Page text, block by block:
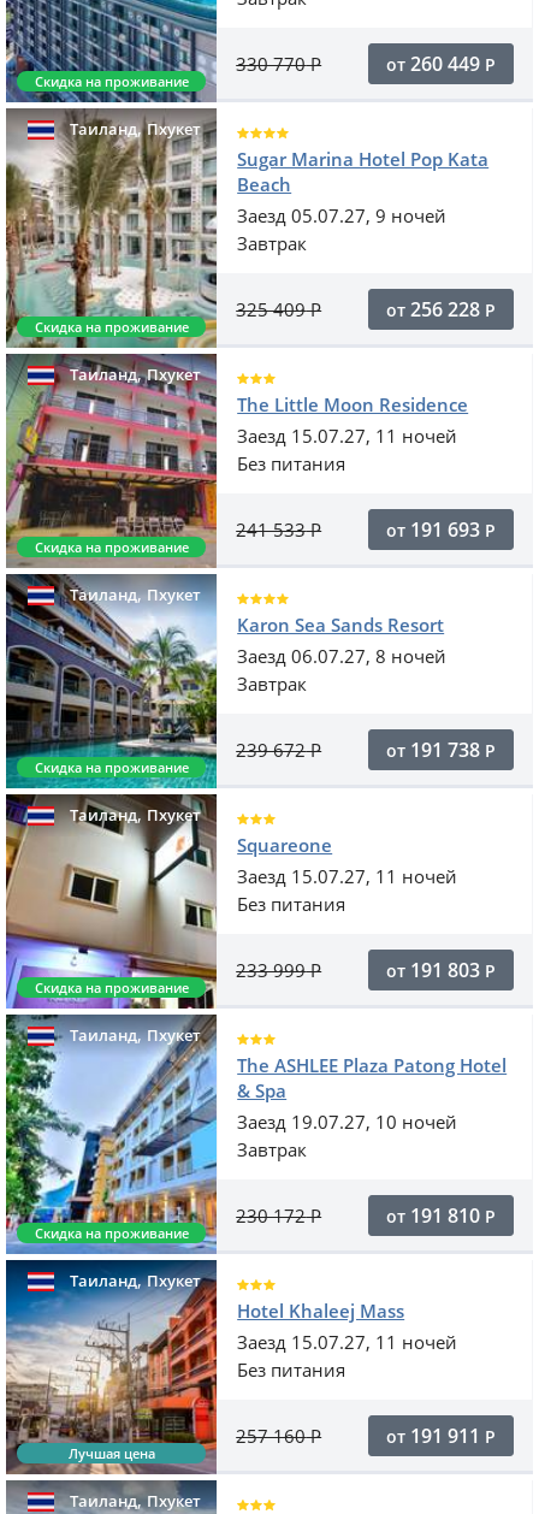
Скидка на проживание
330 770Р от 260 449 Р
Таиланд,Пхукет
Скидка на проживание
Sugar Marina Hotel Pop Kata
Beach
Заезд 05.07.27, 9 ночей
Завтрак
325 409Р от 256 228 Р
Таиланд,Пхукет
Скидка на проживание
The Little Moon Residence
Заезд 15.07.27, 11 ночей
Без питания
241 533Р от 191 693 Р
Таиланд,Пхукет
Скидка на проживание
Karon Sea Sands Resort
Заезд 06.07.27, 8 ночей
Завтрак
239 672Р от 191 738 Р
Таиланд,Пхукет
Скидка на проживание
Squareone
Заезд 15.07.27, 11 ночей
Без питания
233 999Р от 191 803 Р
Таиланд,Пхукет
Скидка на проживание
The ASHLEE Plaza Patong Hotel
& Spa
Заезд 19.07.27, 10 ночей
Завтрак
230 172Р от 191 810 Р
Таиланд,Пхукет
Лучшая цена
Hotel Khaleej Mass
Заезд 15.07.27, 11 ночей
Без питания
257 160Р от 191 911 Р
Таиланд,Пхукет